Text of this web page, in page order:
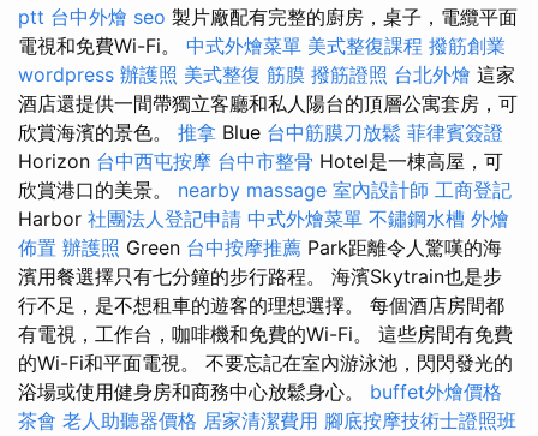
ptt 台中外燴 seo 製片廠配有完整的廚房，桌子，電纜平面
電視和免費Wi-Fi。 中式外燴菜單 美式整復課程 撥筋創業
wordpress 辦護照 美式整復 筋膜 撥筋證照 台北外燴 這家
酒店還提供一間帶獨立客廳和私人陽台的頂層公寓套房，可
欣賞海濱的景色。 推拿 Blue 台中筋膜刀放鬆 菲律賓簽證
Horizo​​n 台中西屯按摩 台中市整骨 Hotel是一棟高屋，可
欣賞港口的美景。 nearby massage 室內設計師 工商登記
Harbor 社團法人登記申請 中式外燴菜單 不鏽鋼水槽 外燴
佈置 辦護照 Green 台中按摩推薦 Park距離令人驚嘆的海
濱用餐選擇只有七分鐘的步行路程。 海濱Skytrain也是步
行不足，是不想租車的遊客的理想選擇。 每個酒店房間都
有電視，工作台，咖啡機和免費的Wi-Fi。 這些房間有免費
的Wi-Fi和平面電視。 不要忘記在室內游泳池，閃閃發光的
浴場或使用健身房和商務中心放鬆身心。 buffet外燴價格
茶會 老人助聽器價格 居家清潔費用 腳底按摩技術士證照班